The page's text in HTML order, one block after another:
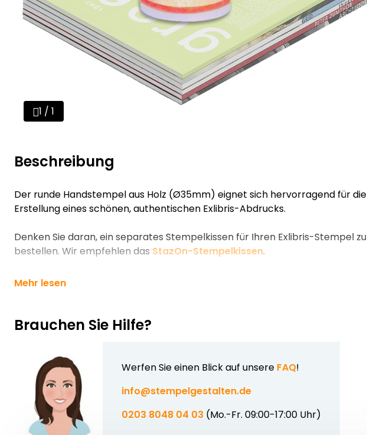
1 / 1
Beschreibung
Der runde Handstempel aus Holz (Ø35mm) eignet sich hervorragend für die
Erstellung eines schönen, authentischen Exlibris-Abdrucks.
Denken Sie daran, ein separates Stempelkissen für Ihren Exlibris-Stempel zu
bestellen. Wir empfehlen das StazOn-Stempelkissen.
Mehr lesen
Brauchen Sie Hilfe?
Werfen Sie einen Blick auf unsere FAQ!
info@stempelgestalten.de
0203 8048 04 03 (Mo.-Fr. 09:00-17:00 Uhr)